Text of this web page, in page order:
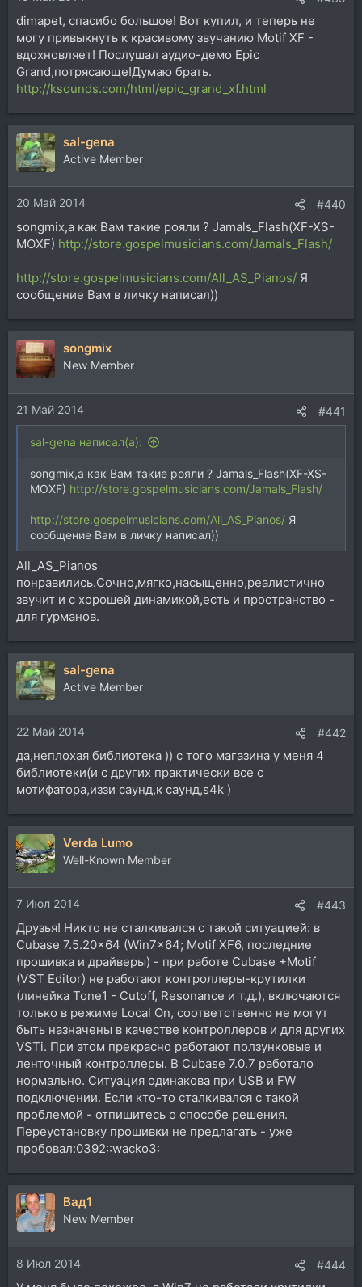
dimapet, спасибо большое! Вот купил, и теперь не
могу привыкнуть к красивому звучанию Motif XF -
вдохновляет! Послушал аудио-демо Epic
Grand,потрясающе!Думаю брать.
http://ksounds.com/html/epic_grand_xf.html
sal-gena
Active Member
20 Май 2014 #440
songmix,а как Вам такие рояли ? Jamals_Flash(XF-XS-
MOXF) http://store.gospelmusicians.com/Jamals_Flash/
http://store.gospelmusicians.com/All_AS_Pianos/ Я
сообщение Вам в личку написал))
songmix
New Member
21 Май 2014 #441
sal-gena написал(а):
songmix,а как Вам такие рояли ? Jamals_Flash(XF-XS-
MOXF) http://store.gospelmusicians.com/Jamals_Flash/
http://store.gospelmusicians.com/All_AS_Pianos/ Я
сообщение Вам в личку написал))
All_AS_Pianos
понравились.Сочно,мягко,насыщенно,реалистично
звучит и с хорошей динамикой,есть и пространство -
для гурманов.
sal-gena
Active Member
22 Май 2014 #442
да,неплохая библиотека )) с того магазина у меня 4
библиотеки(и с других практически все с
мотифатора,иззи саунд,к саунд,s4k )
Verda Lumo
Well-Known Member
7 Июл 2014 #443
Друзья! Никто не сталкивался с такой ситуацией: в
Cubase 7.5.20x64 (Win7x64; Motif XF6, последние
прошивка и драйверы) - при работе Cubase +Motif
(VST Editor) не работают контроллеры-крутилки
(линейка Tone1 - Cutoff, Resonance и т.д.), включаются
только в режиме Local On, соответственно не могут
быть назначены в качестве контроллеров и для других
VSTi. При этом прекрасно работают ползунковые и
ленточный контроллеры. В Cubase 7.0.7 работало
нормально. Ситуация одинакова при USB и FW
подключении. Если кто-то сталкивался с такой
проблемой - отпишитесь о способе решения.
Переустановку прошивки не предлагать - уже
пробовал:0392::wacko3:
Вад1
New Member
8 Июл 2014 #444